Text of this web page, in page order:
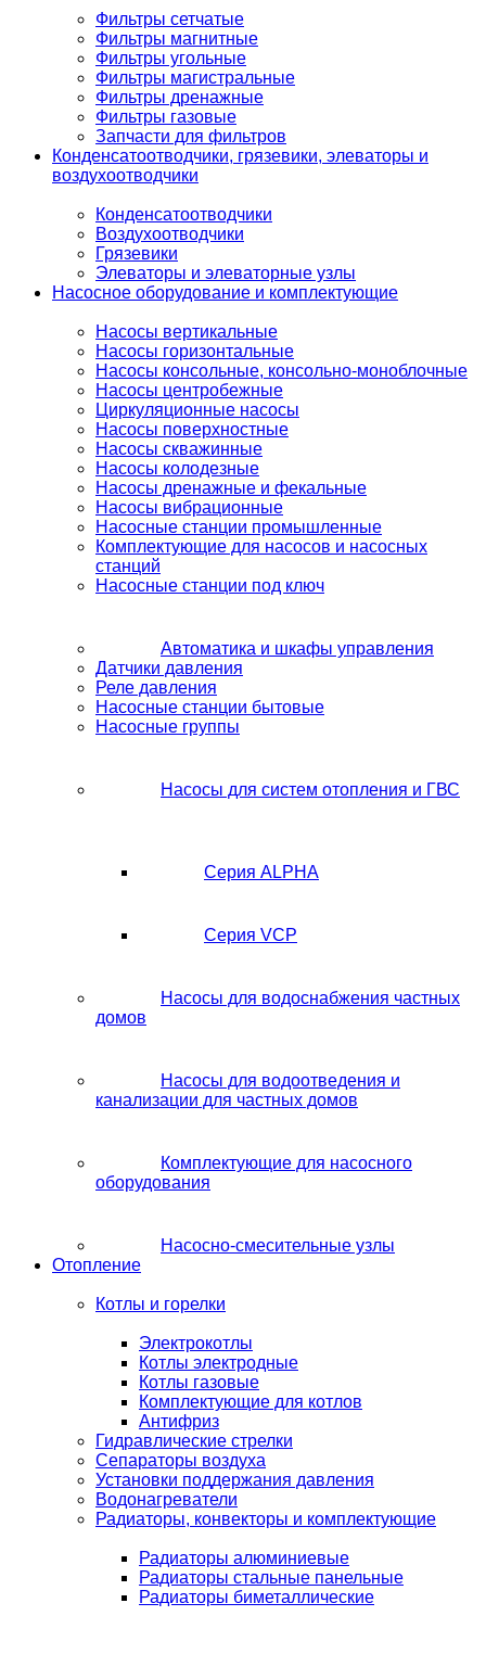
Фильтры сетчатые
Фильтры магнитные
Фильтры угольные
Фильтры магистральные
Фильтры дренажные
Фильтры газовые
Запчасти для фильтров
Конденсатоотводчики, грязевики, элеваторы и
воздухоотводчики
Конденсатоотводчики
Воздухоотводчики
Грязевики
Элеваторы и элеваторные узлы
Насосное оборудование и комплектующие
Насосы вертикальные
Насосы горизонтальные
Насосы консольные, консольно-моноблочные
Насосы центробежные
Циркуляционные насосы
Насосы поверхностные
Насосы скважинные
Насосы колодезные
Насосы дренажные и фекальные
Насосы вибрационные
Насосные станции промышленные
Комплектующие для насосов и насосных
станций
Насосные станции под ключ
Автоматика и шкафы управления
Датчики давления
Реле давления
Насосные станции бытовые
Насосные группы
Насосы для систем отопления и ГВС
Серия ALPHA
Серия VCP
Насосы для водоснабжения частных
домов
Насосы для водоотведения и
канализации для частных домов
Комплектующие для насосного
оборудования
Насосно-смесительные узлы
Отопление
Котлы и горелки
Электрокотлы
Котлы электродные
Котлы газовые
Комплектующие для котлов
Антифриз
Гидравлические стрелки
Сепараторы воздуха
Установки поддержания давления
Водонагреватели
Радиаторы, конвекторы и комплектующие
Радиаторы алюминиевые
Радиаторы стальные панельные
Радиаторы биметаллические